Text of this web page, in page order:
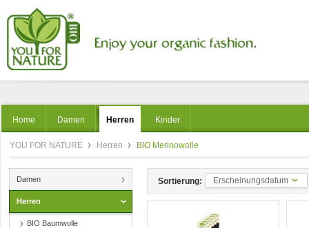
Home Damen Herren Kinder
YOU FOR NATURE Herren BIO Merinowolle
Damen
Herren
BIO Baumwolle
Sortierung: Erscheinungsdatum